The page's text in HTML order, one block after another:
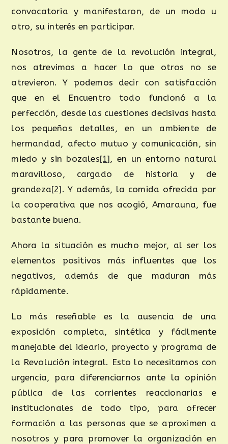
convocatoria y manifestaron, de un modo u
otro, su interés en participar.
Nosotros, la gente de la revolución integral,
nos atrevimos a hacer lo que otros no se
atrevieron. Y podemos decir con satisfacción
que en el Encuentro todo funcionó a la
perfección, desde las cuestiones decisivas hasta
los pequeños detalles, en un ambiente de
hermandad, afecto mutuo y comunicación, sin
miedo y sin bozales[1], en un entorno natural
maravilloso, cargado de historia y de
grandeza[2]. Y además, la comida ofrecida por
la cooperativa que nos acogió, Amarauna, fue
bastante buena.
Ahora la situación es mucho mejor, al ser los
elementos positivos más influentes que los
negativos, además de que maduran más
rápidamente.
Lo más reseñable es la ausencia de una
exposición completa, sintética y fácilmente
manejable del ideario, proyecto y programa de
la Revolución integral. Esto lo necesitamos con
urgencia, para diferenciarnos ante la opinión
pública de las corrientes reaccionarias e
institucionales de todo tipo, para ofrecer
formación a las personas que se aproximen a
nosotros y para promover la organización en